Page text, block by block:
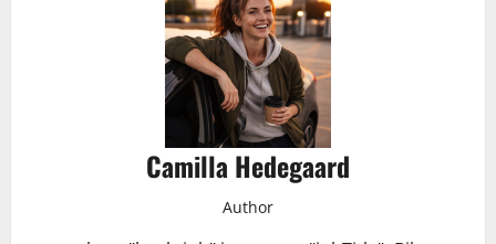
Camilla Hedegaard
Author